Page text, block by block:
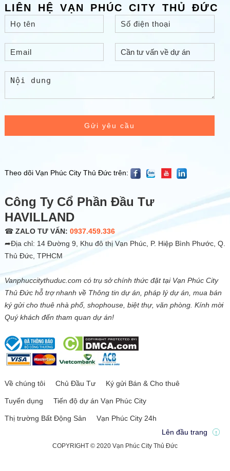
LIÊN HỆ VẠN PHÚC CITY THỦ ĐỨC
Gửi yêu cầu
Theo dõi Vạn Phúc City Thủ Đức trên:
Công Ty Cổ Phần Đầu Tư
HAVILLAND
☎ ZALO TƯ VẤN: 0937.459.336
➦Địa chỉ: 14 Đường 9, Khu đô thị Vạn Phúc, P. Hiệp Bình Phước, Q.
Thủ Đức, TPHCM
Vanphuccitythuduc.com có trụ sở chính thức đặt tại Vạn Phúc City
Thủ Đức hỗ trợ nhanh về Thông tin dự án, pháp lý dự án, mua bán
ký gửi cho thuê nhà phố, shophouse, biệt thự, văn phòng. Kính mời
Quý khách đến tham quan dự án!
Về chúng tôi Chủ Đầu Tư Ký gửi Bán & Cho thuê
Tuyển dụng Tiến độ dự án Vạn Phúc City
Thị trường Bất Động Sản Vạn Phúc City 24h
COPYRIGHT © 2020 Vạn Phúc City Thủ Đức
Lên đầu trang